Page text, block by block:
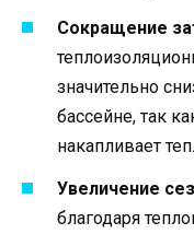
Сокращение
значительно
бассейне, так
накапливает
Увеличение
благодаря